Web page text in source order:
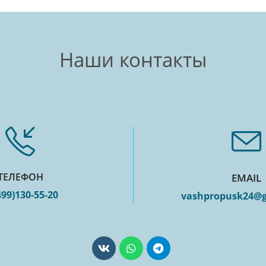
Наши контакты
55-20
EMAIL